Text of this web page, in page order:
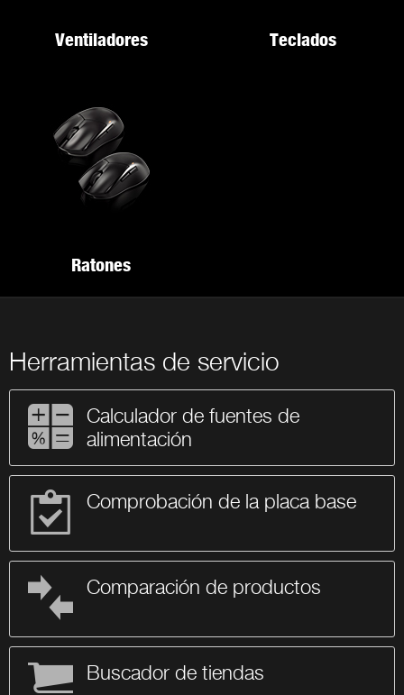
Ventiladores Teclados
Ratones
Herramientas de servicio
Calculador de fuentes de
alimentación
Comprobación de la placa base
Comparación de productos
Buscador de tiendas